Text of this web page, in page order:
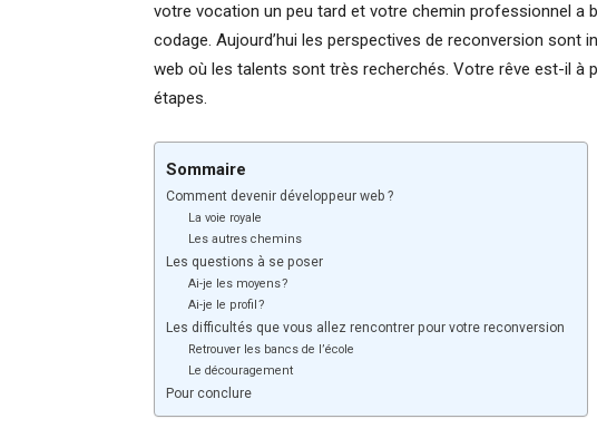
votre vocation un peu tard et votre chemin professionnel a
codage. Aujourd’hui les perspectives de reconversion sont
web où les talents sont très recherchés. Votre rêve est-il à
étapes.
Sommaire
Comment devenir développeur web ?
La voie royale
Les autres chemins
Les questions à se poser
Ai-je les moyens ?
Ai-je le profil ?
Les difficultés que vous allez rencontrer pour votre reconversion
Retrouver les bancs de l’école
Le découragement
Pour conclure